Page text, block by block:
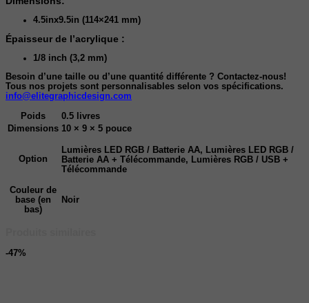
4.5inx9.5in (114×241 mm)
Épaisseur de l’acrylique :
1/8 inch (3,2 mm)
Besoin d’une taille ou d’une quantité différente ? Contactez-nous!
Tous nos projets sont personnalisables selon vos spécifications.
info@elitegraphicdesign.com
Poids
0.5 livres
Dimensions 10 × 9 × 5 pouce
Option
Lumières LED RGB / Batterie AA, Lumières LED RGB /
Batterie AA + Télécommande, Lumières RGB / USB +
Télécommande
Couleur de
base (en
bas)
Noir
-47%